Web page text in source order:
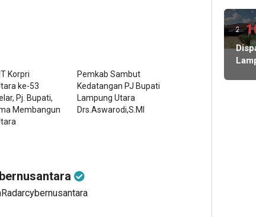
Korpri
ke-53
Pj. Bupati,
Membangun
Pemkab Sambut
Kedatangan PJ Bupati
Lampung Utara
Drs.Aswarodi,S.MI
dan
Buka
Juta
2
lalu